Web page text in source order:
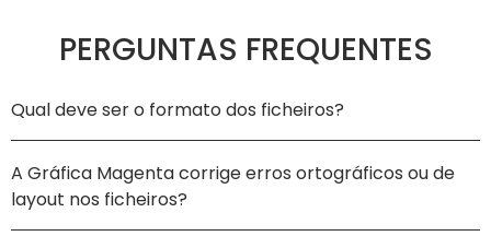
PERGUNTAS FREQUENTES
Qual deve ser o formato dos ficheiros?
A Gráfica Magenta corrige erros ortográficos ou de
layout nos ficheiros?